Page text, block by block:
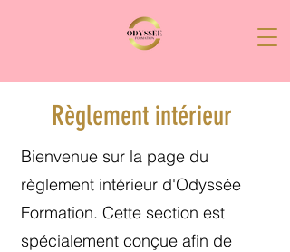
Règlement intérieur
Bienvenue sur la page du
règlement intérieur d'Odyssée
Formation. Cette section est
spécialement conçue afin de